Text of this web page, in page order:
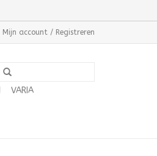
Mijn account / Registreren
VARIA